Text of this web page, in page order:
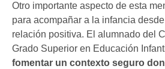
Otro importante aspecto de esta
para acompañar a la infancia
relación positiva. El alumnado del
Grado Superior en Educación
fomentar un contexto seguro